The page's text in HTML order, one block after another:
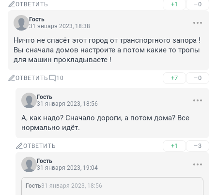
ОТВЕТИТЬ +1 –0
Гость
31 января 2023, 18:38
Ничто не спасёт этот город от транспортного запора !
Вы сначала домов настроите а потом какие то тропы
для машин прокладываете !
ОТВЕТИТЬ 10 +7 –0
Гость
31 января 2023, 18:56
А, как надо? Сначало дороги, а потом дома? Все
нормально идёт.
ОТВЕТИТЬ +1 –3
Гость
31 января 2023, 19:04
Гость31 января 2023, 18:56